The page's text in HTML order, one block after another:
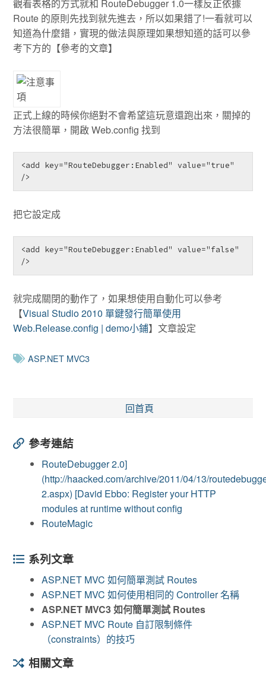
觀看表格的方式就和 RouteDebugger 1.0一樣反正依據
Route 的原則先找到就先進去，所以如果錯了!一看就可以
知道為什麼錯，實現的做法與原理如果想知道的話可以參
考下方的【參考的文章】
正式上線的時候你絕對不會希望這玩意還跑出來，關掉的
方法很簡單，開啟 Web.config 找到
<add key="RouteDebugger:Enabled" value="true"
/>
把它設定成
<add key="RouteDebugger:Enabled" value="false"
/>
就完成關閉的動作了，如果想使用自動化可以參考
【Visual Studio 2010 單鍵發行簡單使用
Web.Release.config | demo小鋪】文章設定
ASP.NET MVC3
回首頁
參考連結
RouteDebugger 2.0]
(http://haacked.com/archive/2011/04/13/
2.aspx) [David Ebbo: Register your HTTP
modules at runtime without config
RouteMagic
系列文章
ASP.NET MVC 如何簡單測試 Routes
ASP.NET MVC 如何使用相同的 Controller 名稱
ASP.NET MVC3 如何簡單測試 Routes
ASP.NET MVC Route 自訂限制條件
（constraints）的技巧
相關文章